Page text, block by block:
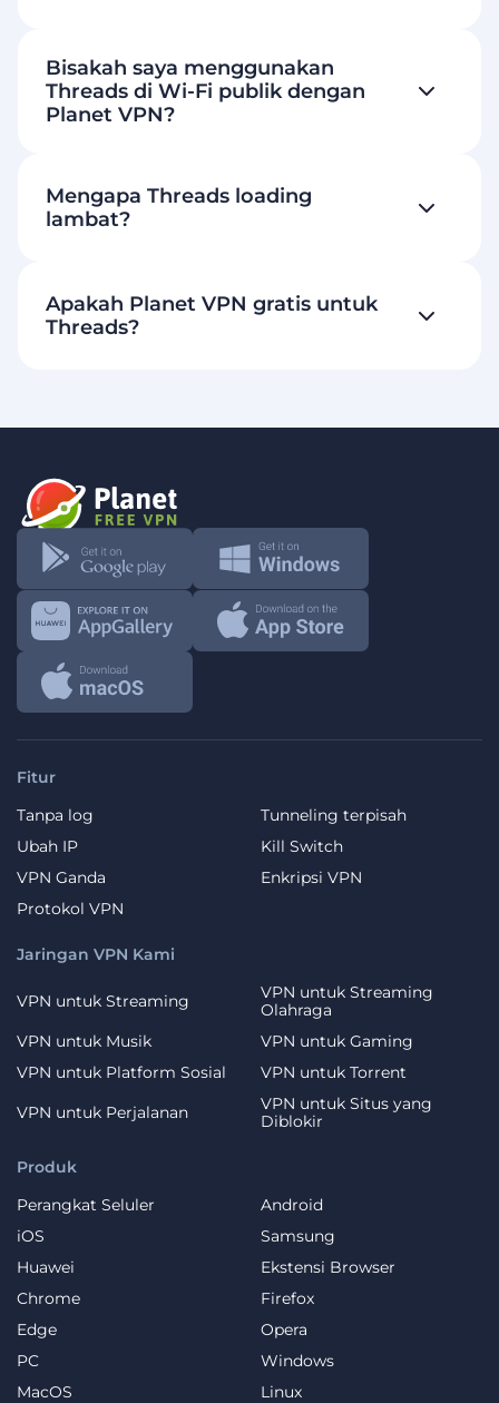
Bisakah saya menggunakan
Threads di Wi-Fi publik dengan
Planet VPN?
Mengapa Threads loading
lambat?
Apakah Planet VPN gratis untuk
Threads?
Fitur
Tanpa log
Tunneling terpisah
Ubah IP
Kill Switch
VPN Ganda
Enkripsi VPN
Protokol VPN
Produk
Perangkat Seluler
Android
iOS
Samsung
Huawei
Ekstensi Browser
Chrome
Firefox
Edge
Opera
PC
Windows
MacOS
Linux
Jaringan VPN Kami
VPN untuk Streaming
VPN untuk Streaming
Olahraga
VPN untuk Musik
VPN untuk Gaming
VPN untuk Platform Sosial
VPN untuk Torrent
VPN untuk Perjalanan
VPN untuk Situs yang
Diblokir